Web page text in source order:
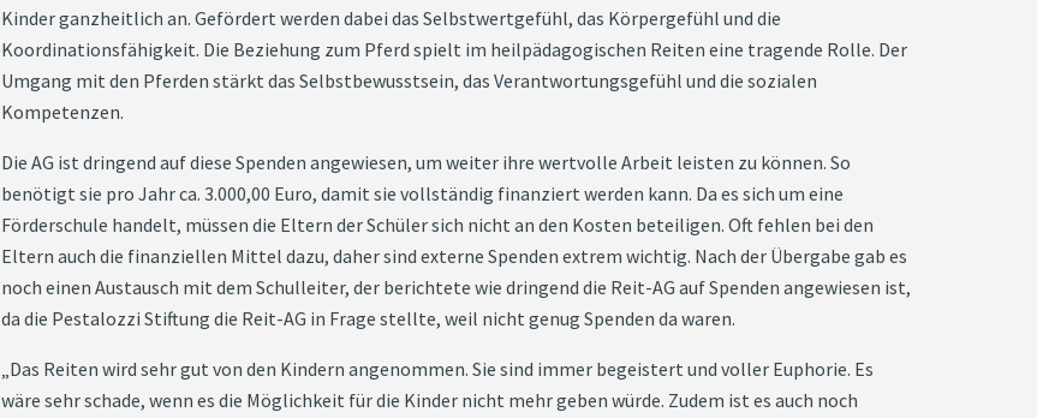
Kinder ganzheitlich an. Gefördert werden dabei das Selbstwertgefühl, das Körpergefühl und die
Koordinationsfähigkeit. Die Beziehung zum Pferd spielt im heilpädagogischen Reiten eine tragende Rolle. Der
Umgang mit den Pferden stärkt das Selbstbewusstsein, das Verantwortungsgefühl und die sozialen
Kompetenzen.
Die AG ist dringend auf diese Spenden angewiesen, um weiter ihre wertvolle Arbeit leisten zu können. So
benötigt sie pro Jahr ca. 3.000,00 Euro, damit sie vollständig finanziert werden kann. Da es sich um eine
Förderschule handelt, müssen die Eltern der Schüler sich nicht an den Kosten beteiligen. Oft fehlen bei den
Eltern auch die finanziellen Mittel dazu, daher sind externe Spenden extrem wichtig. Nach der Übergabe gab es
noch einen Austausch mit dem Schulleiter, der berichtete wie dringend die Reit-AG auf Spenden angewiesen ist,
da die Pestalozzi Stiftung die Reit-AG in Frage stellte, weil nicht genug Spenden da waren.
„Das Reiten wird sehr gut von den Kindern angenommen. Sie sind immer begeistert und voller Euphorie. Es
wäre sehr schade, wenn es die Möglichkeit für die Kinder nicht mehr geben würde. Zudem ist es auch noch